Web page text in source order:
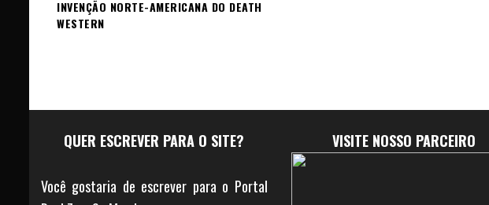
INVENÇÃO NORTE-AMERICANA DO DEATH
WESTERN
QUER ESCREVER PARA O SITE?
Você gostaria de escrever para o Portal
VISITE NOSSO PARCEIRO